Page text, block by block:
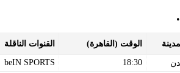
الوقت (القاهرة) القنوات الناقلة
18:30
beIN SPORTS